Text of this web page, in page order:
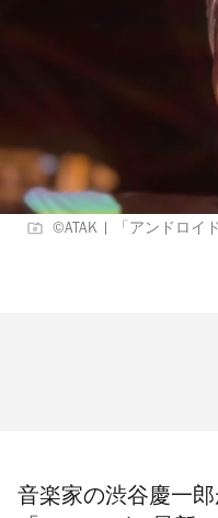
©︎ATAK | 「アンドロイ
音楽家の渋谷慶一